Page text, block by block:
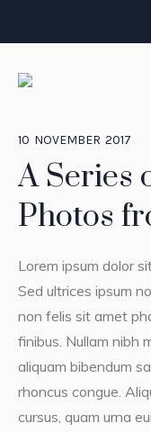
10 NOVEMBER 2017
A Series
Photos
Lorem ipsum dolor
Sed ultrices ipsum
non felis sit amet
finibus. Nullam nibh
aliquam bibendum
rhoncus congue.
cursus, quam urna